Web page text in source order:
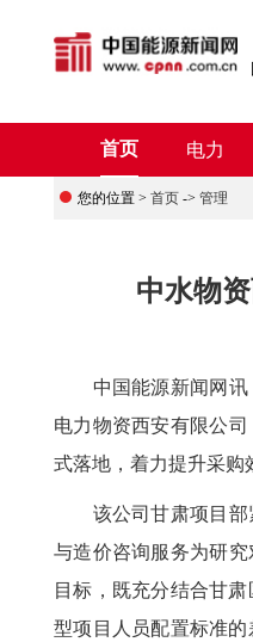
首页 电力
您的位置 > 首页 -> 管理
中水物
中国能源新闻网 讯
电力物资西安有限公
式落地，着力提升采购
该公司甘肃项目部紧
与造价咨询服务为研
目标，既充分结合甘
型项目人员配置标准